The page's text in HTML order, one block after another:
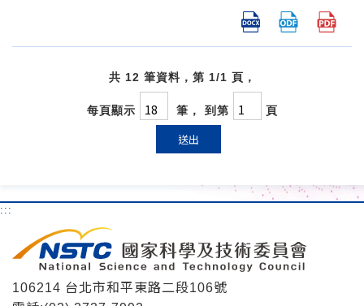
共 12 筆資料，第 1/1 頁，
每頁顯示 筆， 到第 頁
送出
:::
106214 台北市和平東路二段106號